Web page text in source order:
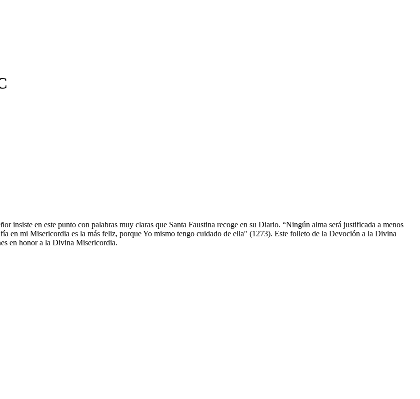
insiste en este punto con palabras muy claras que Santa Faustina recoge en su Diario. “Ningún alma será justificada a menos
en mi Misericordia es la más feliz, porque Yo mismo tengo cuidado de ella" (1273). Este folleto de la Devoción a la Divina
en honor a la Divina Misericordia.